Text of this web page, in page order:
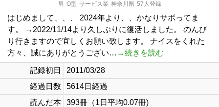
男 O型 サービス業 神奈川県 57人登録
はじめまして、、、 2024年より、、かなりサボってま
す。 →2022/11/14より久しぶりに復活しました。 のんび
り行きますので宜しくお願い致します。 ナイスをくれた
方々、誠にありがとうござい… →続きを読む
記録初日
2011/03/28
経過日数
5614日経過
読んだ本
393冊（1日平均0.07冊)